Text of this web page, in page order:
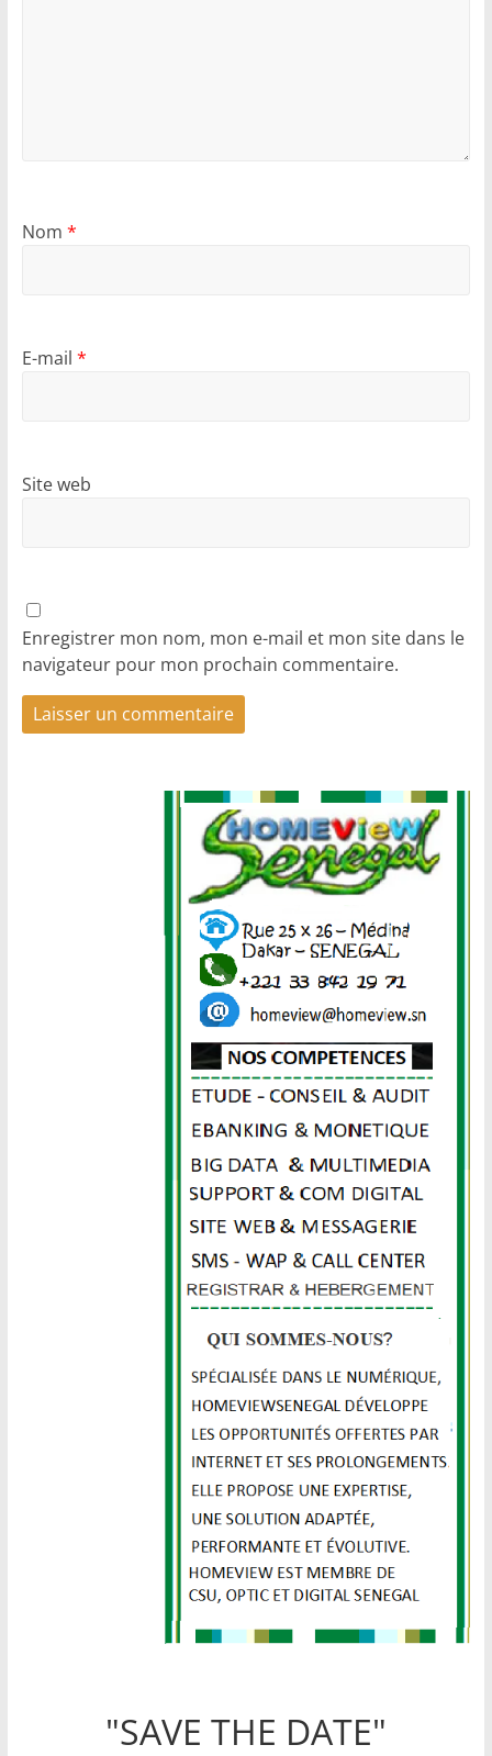
Nom *
E-mail *
Site web
Enregistrer mon nom, mon e-mail et mon site dans le
navigateur pour mon prochain commentaire.
"SAVE THE DATE"